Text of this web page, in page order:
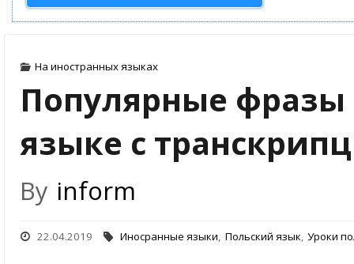
На иностранных языках
Популярные фразы
языке с
By inform
22.04.2019 Иносранные языки, Польский язык, Уроки